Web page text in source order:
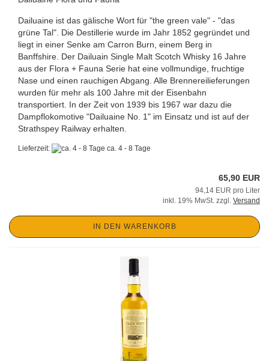
Dailuaine ist das gälische Wort für "the green vale" - "das
grüne Tal". Die Destillerie wurde im Jahr 1852 gegründet und
liegt in einer Senke am Carron Burn, einem Berg in
Banffshire. Der Dailuain Single Malt Scotch Whisky 16 Jahre
aus der Flora + Fauna Serie hat eine vollmundige, fruchtige
Nase und einen rauchigen Abgang. Alle Brennereilieferungen
wurden für mehr als 100 Jahre mit der Eisenbahn
transportiert. In der Zeit von 1939 bis 1967 war dazu die
Dampflokomotive "Dailuaine No. 1" im Einsatz und ist auf der
Strathspey Railway erhalten.
Lieferzeit: ca. 4 - 8 Tage
65,90 EUR
94,14 EUR pro Liter
inkl. 19% MwSt. zzgl. Versand
IN DEN WARENKORB